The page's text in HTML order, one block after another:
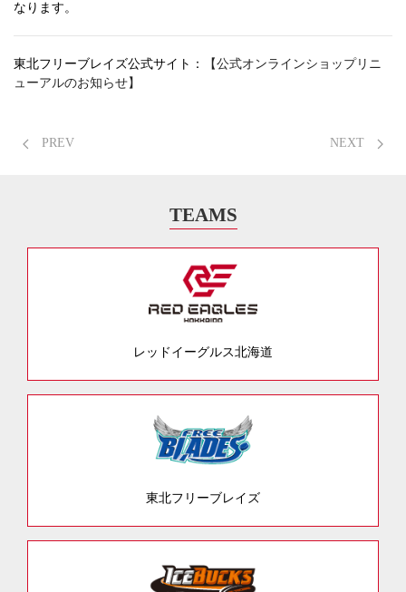
なります。
東北フリーブレイズ公式サイト：
【公式オンラインショップリニ
ューアルのお知らせ】
PREV NEXT
TEAMS
レッドイーグルス北海道
東北フリーブレイズ